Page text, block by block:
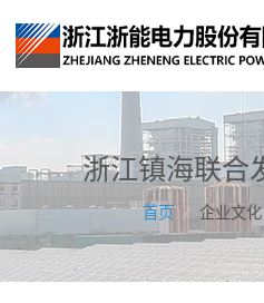
浙江镇海联合
首页 / 企业文